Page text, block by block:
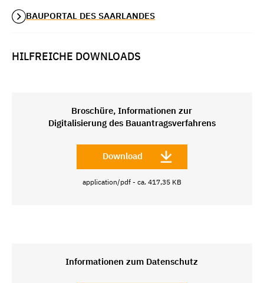
BAUPORTAL DES SAARLANDES
HILFREICHE DOWNLOADS
Broschüre, Informationen zur
Digitalisierung des Bauantragsverfahrens
Download
application/pdf - ca. 417,35 KB
Informationen zum Datenschutz